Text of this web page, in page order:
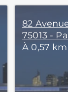
82
75013 -
À 0,57 km